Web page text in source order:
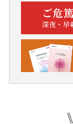
ご危
深夜・早